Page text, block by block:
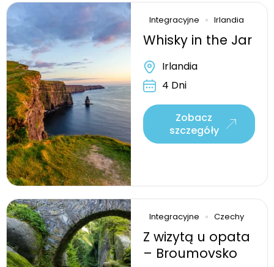
Integracyjne Irlandia
Whisky in the Jar
Irlandia
4 Dni
Zobacz
szczegóły
Integracyjne Czechy
Z wizytą u opata
– Broumovsko